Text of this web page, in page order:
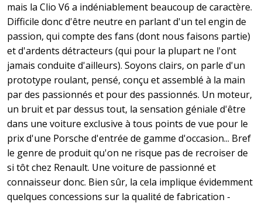
mais la Clio V6 a indéniablement beaucoup de caractère.
Difficile donc d'être neutre en parlant d'un tel engin de
passion, qui compte des fans (dont nous faisons partie)
et d'ardents détracteurs (qui pour la plupart ne l'ont
jamais conduite d'ailleurs). Soyons clairs, on parle d'un
prototype roulant, pensé, conçu et assemblé à la main
par des passionnés et pour des passionnés. Un moteur,
un bruit et par dessus tout, la sensation géniale d'être
dans une voiture exclusive à tous points de vue pour le
prix d'une Porsche d'entrée de gamme d'occasion... Bref
le genre de produit qu'on ne risque pas de recroiser de
si tôt chez Renault. Une voiture de passionné et
connaisseur donc. Bien sûr, la cela implique évidemment
quelques concessions sur la qualité de fabrication -